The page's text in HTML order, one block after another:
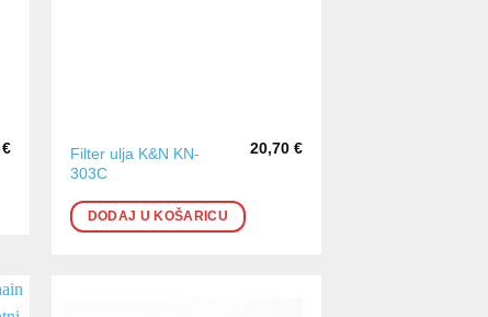
€
Filter ulja K&N KN-
303C
20,70 €
DODAJ U KOŠARICU